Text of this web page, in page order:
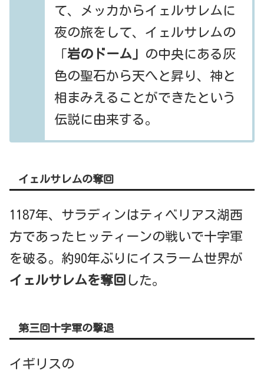
て、メッカからイェルサレムに
夜の旅をして、イェルサレムの
岩のドーム」 の中央にある灰
色の聖石から天へと昇り、神と
相まみえることができたという
伝説に由来する。
イェルサレムの奪回
1187年、サラディンはティベリアス湖西
方であったヒッティーンの戦いで十字軍
を破る。約90年ぶりにイスラーム世界が
イェルサレムを奪回 した。
第三回十字軍の撃退
イギリスの